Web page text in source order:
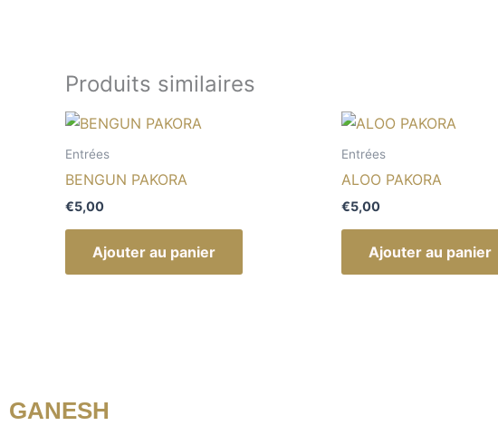
Produits similaires
Entrées
BENGUN PAKORA
€5,00
Ajouter au panier
Entrées
ALOO PAKORA
€5,00
Ajouter au panier
GANESH